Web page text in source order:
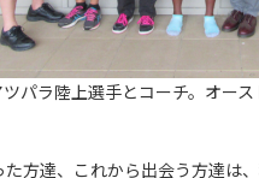
パラ陸上選手とコーチ。オー
方達、これから出会う方達は